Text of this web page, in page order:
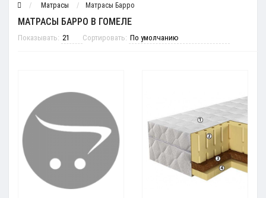
Матрасы Матрасы Барро
МАТРАСЫ БАРРО В ГОМЕЛЕ
Показывать: Сортировать: